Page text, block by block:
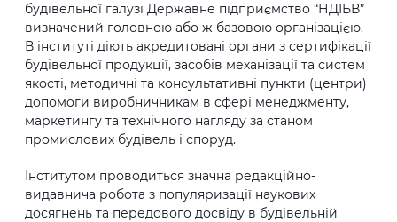
будівельної галузі Державне підприємство “НДІБВ”
визначений головною або ж базовою організацією.
В інституті діють акредитовані органи з сертифікації
будівельної продукції, засобів механізації та систем
якості, методичні та консультативні пункти (центри)
допомоги виробничникам в сфері менеджменту,
маркетингу та технічного нагляду за станом
промислових будівель і споруд.
Інститутом проводиться значна редакційно-
видавнича робота з популяризації наукових
досягнень та передового досвіду в будівельній